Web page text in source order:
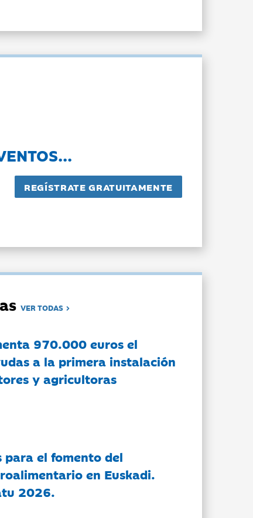
VER TODAS
970.000 euros el
a la primera instalación
y agricultoras
para el fomento del
en Euskadi.
2026.